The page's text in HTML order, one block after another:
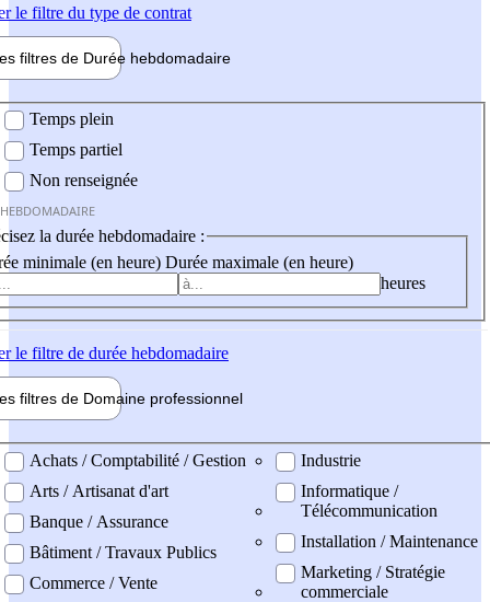
le filtre du type de contrat
filtres de Durée hebdomadaire
Temps plein
Temps partiel
Non renseignée
la durée hebdomadaire :
minimale (en heure) Durée maximale (en heure)
heures
le filtre de durée hebdomadaire
filtres de Domaine professionnel
professionel
Achats / Comptabilité / Gestion
Arts / Artisanat d'art
Banque / Assurance
Bâtiment / Travaux Publics
Commerce / Vente
Industrie
Informatique /
Télécommunication
Installation / Maintenance
Marketing / Stratégie
commerciale